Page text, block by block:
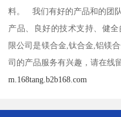
料。 我们有好的产品和的团
产品、良好的技术支持、健
限公司是镁合金,钛合金,铝镁
司的产品服务有兴趣，请在线
m.168tang.b2b168.com